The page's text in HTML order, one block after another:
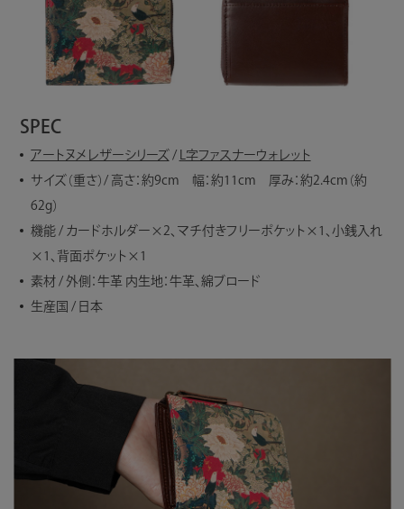
SPEC
アートヌメレザーシリーズ/
L字ファスナーウォレット
サイズ（重さ）/ 高さ：約9cm 幅：約11cm 厚み：約2.4cm（約
62g）
機能 / カードホルダー×2、マチ付きフリーポケット×1、小銭入れ
×1、背面ポケット×1
素材 / 外側：牛革 内生地：牛革、綿ブロード
生産国 / 日本